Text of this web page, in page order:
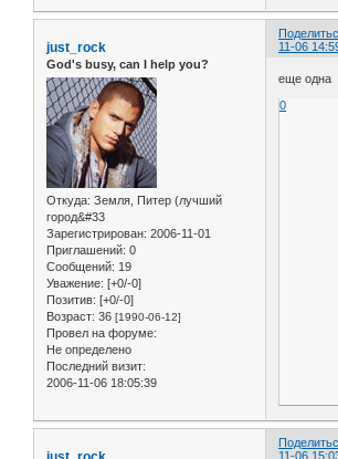
11-06
just_rock
God's busy, can I help you?
Откуда: Земля, Питер (лучший
город&#33
Зарегистрирован: 2006-11-01
Приглашений: 0
Сообщений: 19
Уважение: [+0/-0]
Позитив: [+0/-0]
Возраст: 36 [1990-06-12]
Провел на форуме:
Не определено
Последний визит:
2006-11-06 18:05:39
еще одна
0
11-06